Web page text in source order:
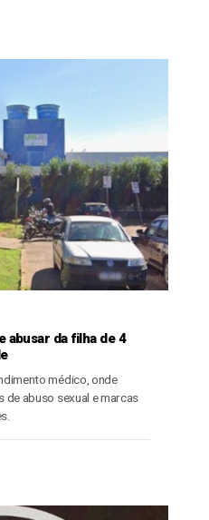
abusar da filha de 4
médico, onde
abuso sexual e marcas